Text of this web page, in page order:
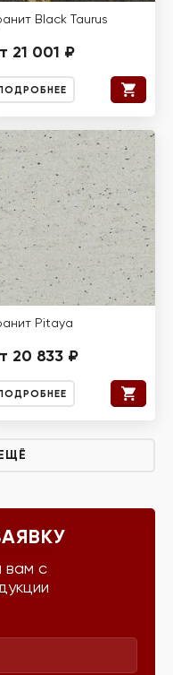
Black Taurus
21 001 ₽
ПОДРОБНЕЕ
Pitaya
20 833 ₽
ПОДРОБНЕЕ
вам с